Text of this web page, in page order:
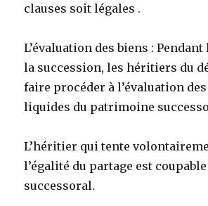
clauses soit légales .
L’évaluation des biens : Pendant
la succession, les héritiers du
faire procéder à l’évaluation
liquides du patrimoine
L’héritier qui tente
l’égalité du partage est
successoral.